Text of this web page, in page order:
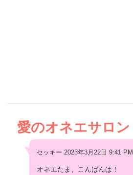
愛のオネエサロン
セッキー 2023年3月22日 9:41 PM
オネエたま、こんばんは！